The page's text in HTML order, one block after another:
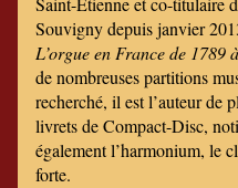
Souvigny depuis janvier
L’orgue en France de 1789
de nombreuses partitions
recherché, il est l’auteur de
livrets de Compact-Disc,
également l’harmonium, le
forte.